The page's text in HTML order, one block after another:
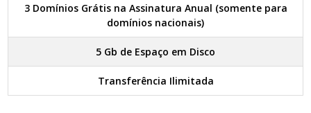
3 Domínios Grátis na Assinatura Anual (somente para
domínios nacionais)
5 Gb de Espaço em Disco
Transferência Ilimitada